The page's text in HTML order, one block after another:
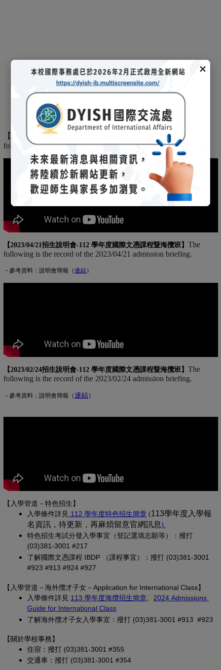
×
【 2025/03/08招生說明會- 114 學年度國際文憑課程暨海攬班 】
following is the record of the 2025/03/08 admission briefing.
【2023/04/21招生說明會-112 學年度國際文憑課程暨海攬班】 The
following is the record of the 2023/04/21 admission briefing.
－參考資料：說明會簡報（連結(另開新視窗)
）
【2023/02/24招生說明會-112 學年度國際文憑課程暨海攬班】 The
following is the record of the 2023/02/24 admission briefing.
－參考資料：說明會簡報（連結(另開新視窗)
）
【入學管道－特色招生】
入學條件詳見 112 學年度特色招生簡章 (另開新視窗)
((PDF 檔，另開新視
113學年度入學報
名資訊，待更新，再麻煩留意官網訊息)
特色招生考試分發入學事宜（登記選填志願等）：撥打
(03)381-3001 #217
了解國際文憑課程 IBDP （課程事宜）：撥打 (03)381-3001
#923 #913 #924 #927
【 入學管道－ 海外攬才子女 －Application for International Class】
入學條件詳見 113 學年度海攬招生簡章 (另開新視窗)
2024 Admissions
Guide for International Class
了解海外攬才子女入學事宜：撥打 (03)381-3001 #913 #923
【關於學校事務】
住宿：撥打 (03)381-3001 #355
交通車：撥打 (03)381-3001 #354